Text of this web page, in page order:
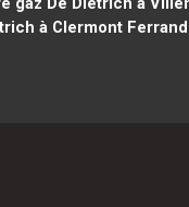
à Clermont Ferrand